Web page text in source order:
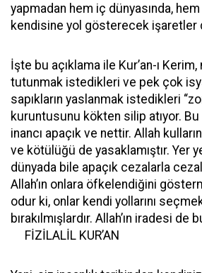
yapmadan hem iç dünyasında, hem
kendisine yol gösterecek işaretler
İşte bu açıklama ile Kur’an-ı
tutunmak istedikleri ve pek çok
sapıkların yaslanmak istedikleri
kuruntusunu kökten silip atıyor.
inancı apaçık ve nettir. Allah
ve kötülüğü de yasaklamıştır. Yer
dünyada bile apaçık cezalarla
Allah’ın onlara öfkelendiğini
odur ki, onlar kendi yollarını
bırakılmışlardır. Allah’ın iradesi de
FİZİLALİL KUR’AN